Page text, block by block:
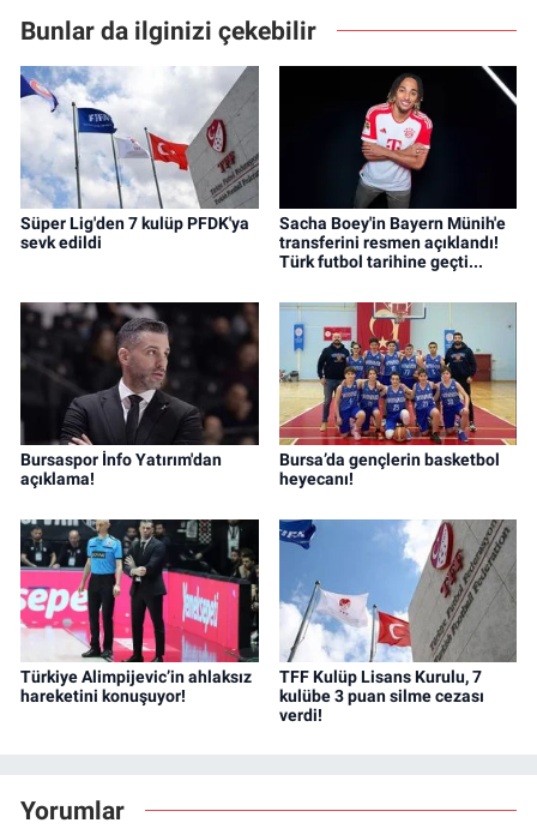
Bunlar da ilginizi çekebilir
Süper Lig'den 7 kulüp PFDK'ya
sevk edildi
Sacha Boey'in Bayern Münih'e
transferini resmen açıklandı!
Türk futbol tarihine geçti...
Bursaspor İnfo Yatırım'dan
açıklama!
Bursa’da gençlerin basketbol
heyecanı!
Türkiye Alimpijevic’in ahlaksız
hareketini konuşuyor!
TFF Kulüp Lisans Kurulu, 7
kulübe 3 puan silme cezası
verdi!
Yorumlar